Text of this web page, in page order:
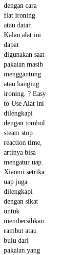
dengan cara
flat ironing
atau datar.
Kalau alat ini
dapat
digunakan saat
pakaian masih
menggantung
atau hanging
ironing. ? Easy
to Use Alat ini
dilengkapi
dengan tombol
steam stop
reaction time,
artinya bisa
mengatur uap.
Xiaomi setrika
uap juga
dilengkapi
dengan sikat
untuk
membersihkan
rambut atau
bulu dari
pakaian yang